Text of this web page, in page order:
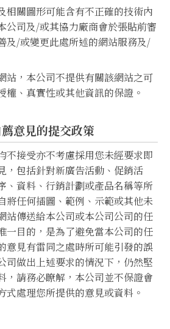
相關圖形可能含有不正確的技術內
公司及/或其協力廠商會於張貼前審
及/或變更此處所述的網站服務及/
站，本公司不提供有關該網站之可
權、真實性或其他資訊的保證。
意見的提交政策
不接受亦不考慮採用您未經要求即
，包括針對新廣告活動、促銷活
、資料、行銷計劃或產品名稱等所
將任何插圖、範例、示範或其他未
站傳送給本公司或本公司公司的任
一目的，是為了避免當本公司的任
意見有雷同之處時所可能引發的誤
司做出上述要求的情況下，仍然堅
，請務必瞭解，本公司並不保證會
式處理您所提供的意見或資料。